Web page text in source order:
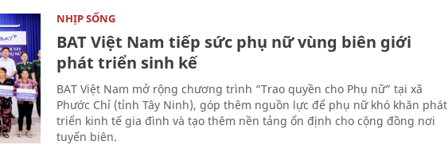
NHỊP SỐNG
BAT Việt Nam tiếp sức phụ nữ vùng biên giới
phát triển sinh kế
BAT Việt Nam mở rộng chương trình “Trao quyền cho Phụ nữ” tại xã
Phước Chỉ (tỉnh Tây Ninh), góp thêm nguồn lực để phụ nữ khó khăn phát
triển kinh tế gia đình và tạo thêm nền tảng ổn định cho cộng đồng nơi
tuyến biên.